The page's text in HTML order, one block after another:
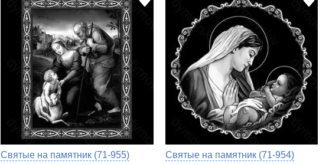
Святые на памятник (71-955) Святые на памятник (71-954)